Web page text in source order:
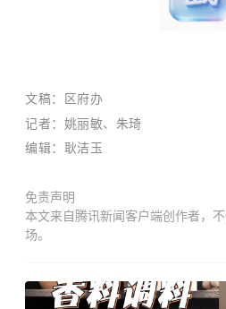
文稿：区府办
记者：姚丽敏、朱琦
编辑：耿洁玉
免责声明
本文来自腾讯新闻客户端创作者，
场。